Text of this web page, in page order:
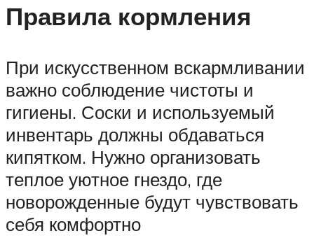
Правила кормления
При искусственном вскармливании
важно соблюдение чистоты и
гигиены. Соски и используемый
инвентарь должны обдаваться
кипятком. Нужно организовать
теплое уютное гнездо, где
новорожденные будут чувствовать
себя комфортно